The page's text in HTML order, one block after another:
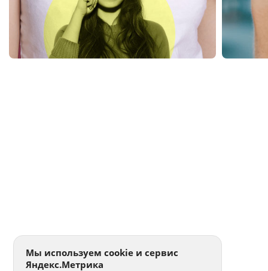
Мы используем cookie и сервис
Яндекс.Метрика